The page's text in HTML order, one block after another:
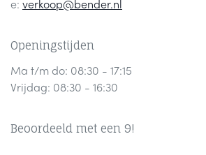
e: verkoop@bender.nl
Openingstijden
Ma t/m do: 08:30 - 17:15
Vrijdag: 08:30 - 16:30
Beoordeeld met een 9!